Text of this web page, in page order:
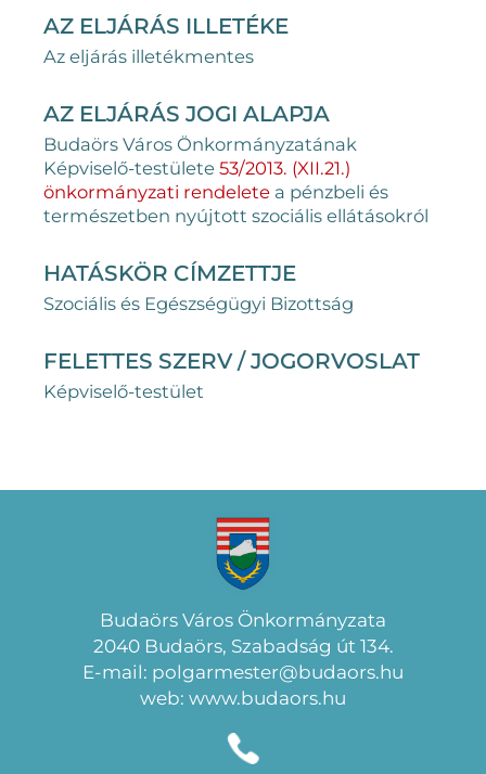
AZ ELJÁRÁS ILLETÉKE
Az eljárás illetékmentes
AZ ELJÁRÁS JOGI ALAPJA
Budaörs Város Önkormányzatának
Képviselő-testülete 53/2013. (XII.21.)
önkormányzati rendeletea pénzbeli és
természetben nyújtott szociális ellátásokról
HATÁSKÖR CÍMZETTJE
Szociális és Egészségügyi Bizottság
FELETTES SZERV / JOGORVOSLAT
Képviselő-testület
Budaörs Város Önkormányzata
2040 Budaörs, Szabadság út 134.
E-mail: polgarmester@budaors.hu
web: www.budaors.hu